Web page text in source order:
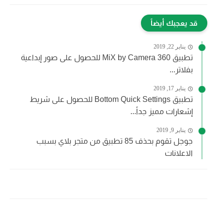
قد يعجبك أيضاً
يناير 22, 2019
تطبيق MiX by Camera 360 للحصول على صور إبداعية
بفلاتر...
يناير 17, 2019
تطبيق Bottom Quick Settings للحصول على شريط
إشعارات مميز جداً...
يناير 9, 2019
جوجل تقوم بحذف 85 تطبيق من متجر بلاي بسبب
الاعلانات